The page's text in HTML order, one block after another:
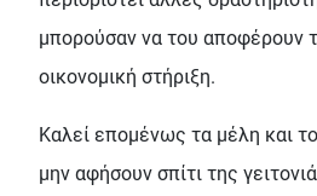
μπορούσαν να του αποφέρουν
οικονομική στήριξη.
Καλεί επομένως τα μέλη και
μην αφήσουν σπίτι της